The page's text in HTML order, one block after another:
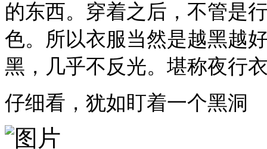
的东西。穿着之后，不管是
色。所以衣服当然是越黑越
黑，几乎不反光。堪称夜行
仔细看，犹如盯着一个黑洞